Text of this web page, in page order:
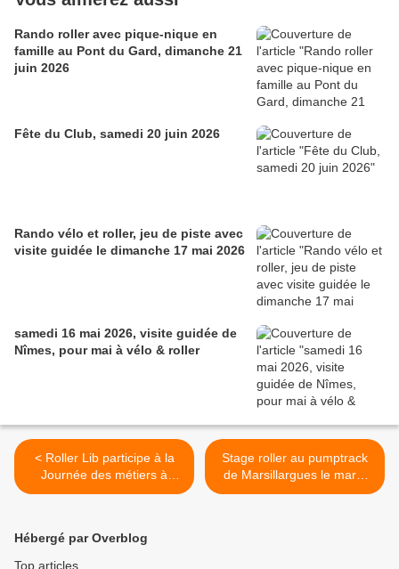
Rando roller avec pique-nique en
famille au Pont du Gard, dimanche 21
juin 2026
Fête du Club, samedi 20 juin 2026
Rando vélo et roller, jeu de piste avec
visite guidée le dimanche 17 mai 2026
samedi 16 mai 2026, visite guidée de
Nîmes, pour mai à vélo & roller
< Roller Lib participe à la
Journée des métiers à
l'UFR STAPS de Montpellier
Stage roller au pumptrack
de Marsillargues le mardi
26 avril 2022 >
Hébergé par Overblog
Top articles